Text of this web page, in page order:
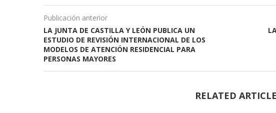
Publicación anterior
LA JUNTA DE CASTILLA Y LEÓN PUBLICA UN
ESTUDIO DE REVISIÓN INTERNACIONAL DE LOS
MODELOS DE ATENCIÓN RESIDENCIAL PARA
PERSONAS MAYORES
RELATED